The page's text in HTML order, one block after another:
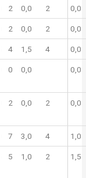
2 0,0 2 0,0
2 0,0 2 0,0
4 1,5 4 0,0
0 0,0 0,0
2 0,0 2 0,0
7 3,0 4 1,0
5 1,0 2 1,5